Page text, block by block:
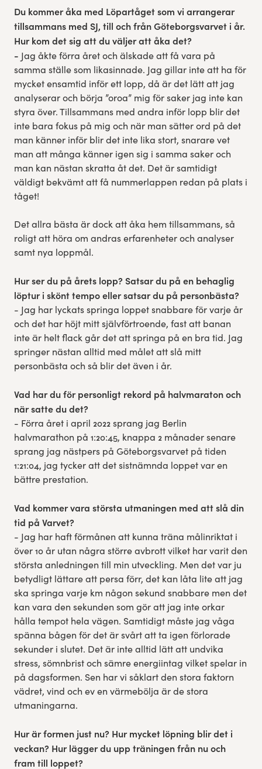
Du kommer åka med Löpartåget som vi arrangerar
tillsammans med SJ, till och från Göteborgsvarvet i år.
Hur kom det sig att du väljer att åka det?
- Jag åkte förra året och älskade att få vara på
samma ställe som likasinnade. Jag gillar inte att ha för
mycket ensamtid inför ett lopp, då är det lätt att jag
analyserar och börja ”oroa” mig för saker jag inte kan
styra över. Tillsammans med andra inför lopp blir det
inte bara fokus på mig och när man sätter ord på det
man känner inför blir det inte lika stort, snarare vet
man att många känner igen sig i samma saker och
man kan nästan skratta åt det. Det är samtidigt
väldigt bekvämt att få nummerlappen redan på plats i
tåget!
Det allra bästa är dock att åka hem tillsammans, så
roligt att höra om andras erfarenheter och analyser
samt nya loppmål.
Hur ser du på årets lopp? Satsar du på en behaglig
löptur i skönt tempo eller satsar du på personbästa?
- Jag har lyckats springa loppet snabbare för varje år
och det har höjt mitt självförtroende, fast att banan
inte är helt flack går det att springa på en bra tid. Jag
springer nästan alltid med målet att slå mitt
personbästa och så blir det även i år.
Vad har du för personligt rekord på halvmaraton och
när satte du det?
- Förra året i april 2022 sprang jag Berlin
halvmarathon på 1:20:45, knappa 2 månader senare
sprang jag nästpers på Göteborgsvarvet på tiden
1:21:04, jag tycker att det sistnämnda loppet var en
bättre prestation.
Vad kommer vara största utmaningen med att slå din
tid på Varvet?
- Jag har haft förmånen att kunna träna målinriktat i
över 10 år utan några större avbrott vilket har varit den
största anledningen till min utveckling. Men det var ju
betydligt lättare att persa förr, det kan låta lite att jag
ska springa varje km någon sekund snabbare men det
kan vara den sekunden som gör att jag inte orkar
hålla tempot hela vägen. Samtidigt måste jag våga
spänna bågen för det är svårt att ta igen förlorade
sekunder i slutet. Det är inte alltid lätt att undvika
stress, sömnbrist och sämre energiintag vilket spelar in
på dagsformen. Sen har vi såklart den stora faktorn
vädret, vind och ev en värmebölja är de stora
utmaningarna.
Hur är formen just nu? Hur mycket löpning blir det i
veckan? Hur lägger du upp träningen från nu och
fram till loppet?